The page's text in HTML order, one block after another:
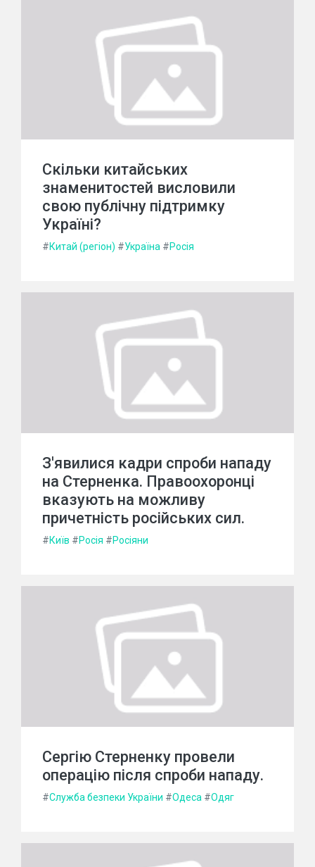
Скільки китайських
знаменитостей висловили
свою публічну підтримку
Україні?
#Китай (регіон) #Україна #Росія
З'явилися кадри спроби нападу
на Стерненка. Правоохоронці
вказують на можливу
причетність російських сил.
#Київ #Росія #Росіяни
Сергію Стерненку провели
операцію після спроби нападу.
#Служба безпеки України #Одеса #Одяг